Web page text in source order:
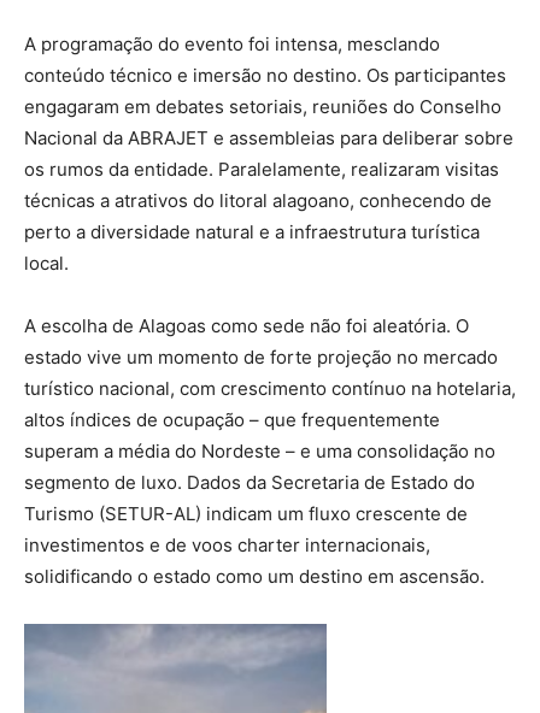
A programação do evento foi intensa, mesclando
conteúdo técnico e imersão no destino. Os participantes
engagaram em debates setoriais, reuniões do Conselho
Nacional da ABRAJET e assembleias para deliberar sobre
os rumos da entidade. Paralelamente, realizaram visitas
técnicas a atrativos do litoral alagoano, conhecendo de
perto a diversidade natural e a infraestrutura turística
local.
A escolha de Alagoas como sede não foi aleatória. O
estado vive um momento de forte projeção no mercado
turístico nacional, com crescimento contínuo na hotelaria,
altos índices de ocupação – que frequentemente
superam a média do Nordeste – e uma consolidação no
segmento de luxo. Dados da Secretaria de Estado do
Turismo (SETUR-AL) indicam um fluxo crescente de
investimentos e de voos charter internacionais,
solidificando o estado como um destino em ascensão.